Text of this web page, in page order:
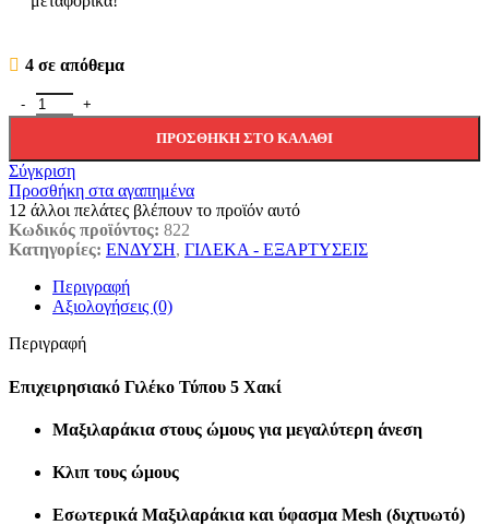
4 σε απόθεμα
Επιχειρησιακό Γιλέκο Τύπου 5 Χακί ποσότητα
ΠΡΟΣΘΉΚΗ ΣΤΟ ΚΑΛΆΘΙ
Σύγκριση
Προσθήκη στα αγαπημένα
12 άλλοι πελάτες βλέπουν το προϊόν αυτό
Κωδικός προϊόντος: 822
Κατηγορίες: ΕΝΔΥΣΗ, ΓΙΛΕΚΑ - ΕΞΑΡΤΥΣΕΙΣ
Περιγραφή
Αξιολογήσεις (0)
Περιγραφή
Επιχειρησιακό Γιλέκο Τύπου 5 Χακί
Μαξιλαράκια στους ώμους για μεγαλύτερη άνεση
Κλιπ τους ώμους
Εσωτερικά Μαξιλαράκια και ύφασμα Mesh (διχτυωτό)